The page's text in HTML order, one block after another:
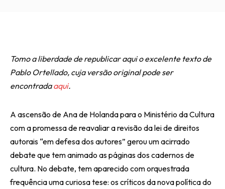
Tomo a liberdade de republicar aqui o excelente texto de
Pablo Ortellado, cuja versão original pode ser
encontradaaqui.
A ascensão de Ana de Holanda para o Ministério da Cultura
com a promessa de reavaliar a revisão da lei de direitos
autorais “em defesa dos autores” gerou um acirrado
debate que tem animado as páginas dos cadernos de
cultura. No debate, tem aparecido com orquestrada
frequência uma curiosa tese: os críticos da nova política do